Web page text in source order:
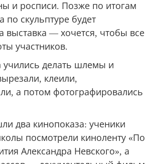
и росписи. Позже по итогам
по скульптуре будет
выставка — хочется, чтобы все
участников.
учились делать шлемы и
клеили,
а потом фотографировались
два кинопоказа: ученики
посмотрели киноленту «По
Александра Невского», а